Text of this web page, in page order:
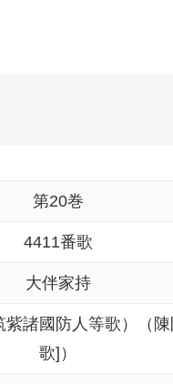
第20巻
4411番歌
大伴家持
紫諸國防人等歌）（
歌]）